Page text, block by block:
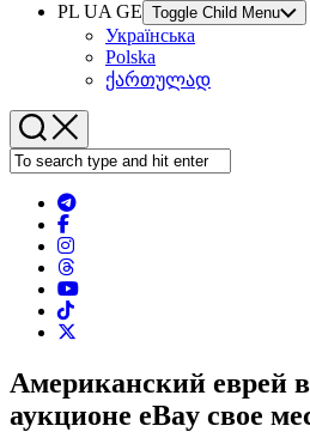
PL UA GE Toggle Child Menu
Українська
Polska
ქართულად
Американский еврей
аукционе eBay свое